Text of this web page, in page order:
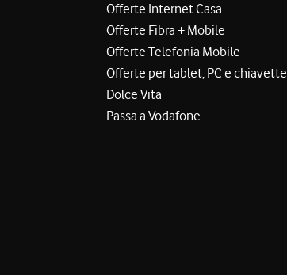
Offerte Internet Casa
Offerte Fibra + Mobile
Offerte Telefonia Mobile
Offerte per tablet, PC e chiavette
Dolce Vita
Passa a Vodafone